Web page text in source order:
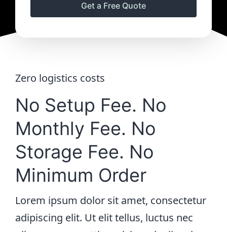
Get a Free Quote
Zero logistics costs
No Setup Fee. No
Monthly Fee. No
Storage Fee. No
Minimum Order
Lorem ipsum dolor sit amet, consectetur
adipiscing elit. Ut elit tellus, luctus nec